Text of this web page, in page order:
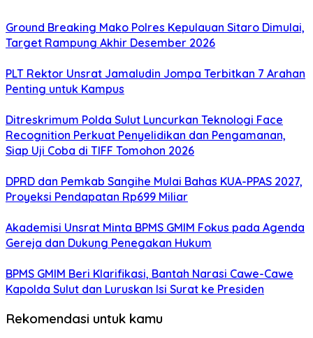
Ground Breaking Mako Polres Kepulauan Sitaro Dimulai,
Target Rampung Akhir Desember 2026
​PLT Rektor Unsrat Jamaludin Jompa Terbitkan 7 Arahan
Penting untuk Kampus
Ditreskrimum Polda Sulut Luncurkan Teknologi Face
Recognition Perkuat Penyelidikan dan Pengamanan,
Siap Uji Coba di TIFF Tomohon 2026
DPRD dan Pemkab Sangihe Mulai Bahas KUA-PPAS 2027,
Proyeksi Pendapatan Rp699 Miliar
Akademisi Unsrat Minta BPMS GMIM Fokus pada Agenda
Gereja dan Dukung Penegakan Hukum
BPMS GMIM Beri Klarifikasi, Bantah Narasi Cawe-Cawe
Kapolda Sulut dan Luruskan Isi Surat ke Presiden
Rekomendasi untuk kamu